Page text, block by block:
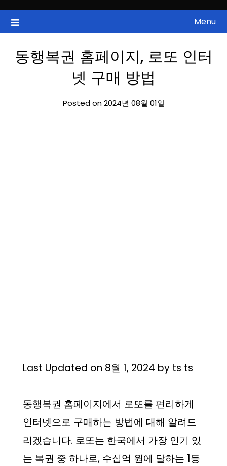
content
ZAN 주식정보
국내증시, 해외증시, 급등주, 낙폭과대, 골든크로스, 상한가, 하한가 등
의 주식 정보.
Menu
동행복권 홈페이지, 로또 인터
넷 구매 방법
Posted on 2024년 08월 01일
Last Updated on 8월 1, 2024 by ts ts
동행복권 홈페이지에서 로또를 편리하게
인터넷으로 구매하는 방법에 대해 알려드
리겠습니다. 로또는 한국에서 가장 인기 있
는 복권 중 하나로, 수십억 원에 달하는 1등